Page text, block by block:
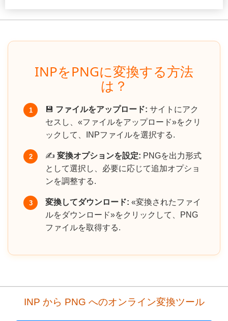
INPをPNGに変換する方法
は？
1 💾 ファイルをアップロード: サイトにアク
セスし、«ファイルをアップロード»をクリ
ックして、INPファイルを選択する.
2 ✍️ 変換オプションを設定: PNGを出力形式
として選択し、必要に応じて追加オプショ
ンを調整する.
3 変換してダウンロード: «変換されたファイ
ルをダウンロード»をクリックして、PNG
ファイルを取得する.
INP から PNG へのオンライン変換ツール